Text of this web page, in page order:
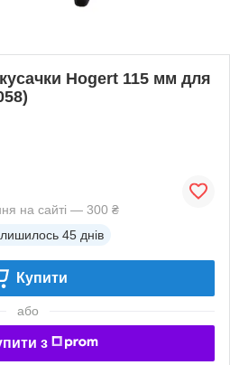
Hogert 115 мм для
на сайті — 300 ₴
45 днів
Купити
або
з